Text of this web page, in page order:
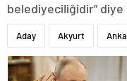
belediyeciliğidir” diye
Aday Akyurt